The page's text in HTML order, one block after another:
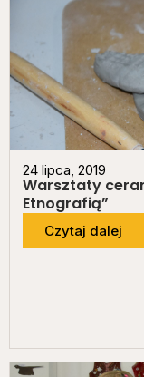
24 lipca, 2019
Warsztaty
Etnografią”
Czytaj dalej